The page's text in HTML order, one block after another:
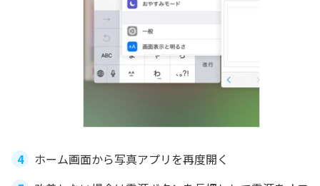
ホーム画面から写真アプリを再度開く